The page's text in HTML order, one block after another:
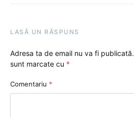
LASĂ UN RĂSPUNS
Adresa ta de email nu va fi publicată.
sunt marcate cu *
Comentariu *